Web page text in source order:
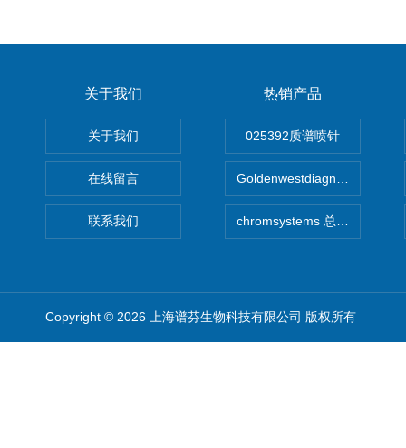
关于我们
关于我们
在线留言
联系我们
热销产品
025392质谱喷针
Goldenwestdiagnostics总代
chromsystems 总代理
Copyright © 2026 上海谱芬生物科技有限公司 版权所有